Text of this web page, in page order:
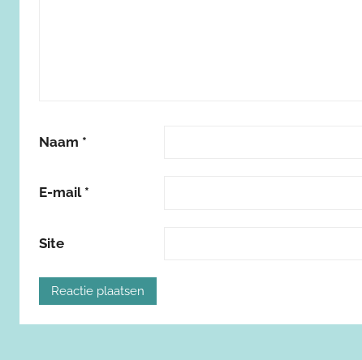
Naam *
E-mail *
Site